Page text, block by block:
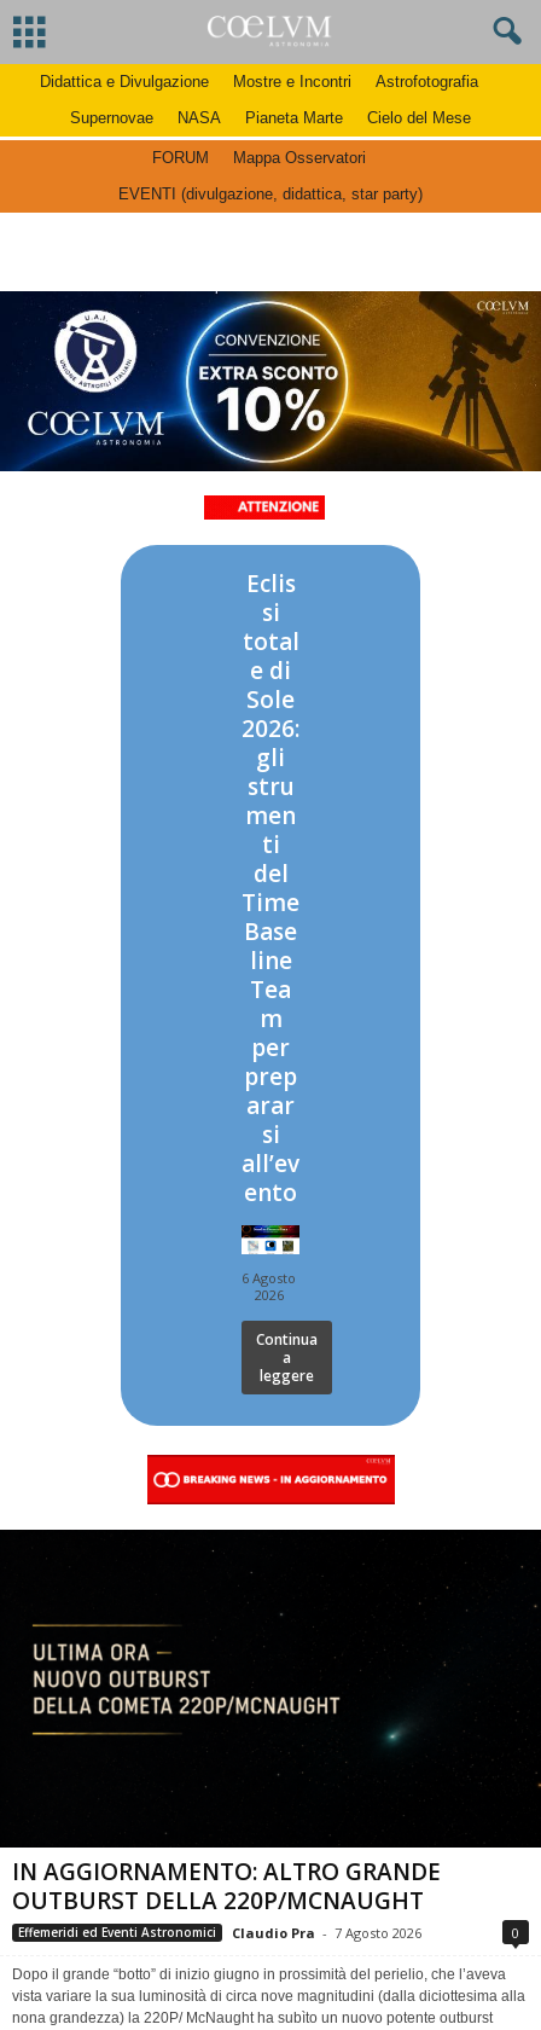
Didattica e Divulgazione Mostre e Incontri
Astrofotografia
Supernovae
NASA Pianeta Marte Cielo del Mese
FORUM
Mappa Osservatori
EVENTI (divulgazione, didattica, star party)
Eclis
si
total
e di
Sole
2026:
gli
stru
men
ti
del
Time
Base
line
Tea
m
per
prep
arar
si
all’ev
ento
6 Agosto
2026
Continua
a
leggere
IN AGGIORNAMENTO: ALTRO GRANDE
OUTBURST DELLA 220P/MCNAUGHT
Effemeridi ed Eventi Astronomici Claudio Pra - 7 Agosto 2026 0
Dopo il grande “botto” di inizio giugno in prossimità del perielio, che l’aveva
vista variare la sua luminosità di circa nove magnitudini (dalla diciottesima alla
nona grandezza) la 220P/ McNaught ha subìto un nuovo potente outburst